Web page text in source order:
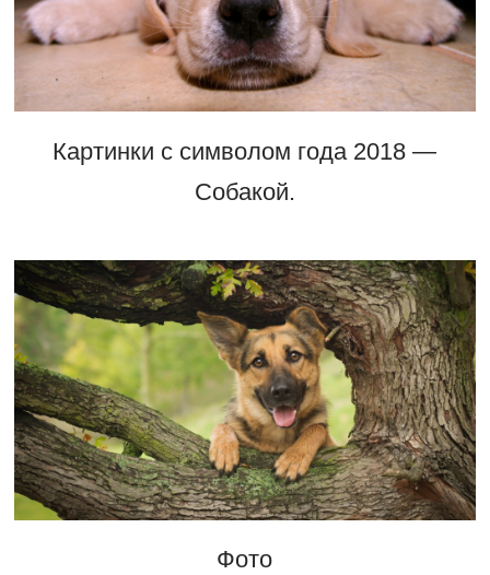
Картинки с символом года 2018 —
Собакой.
Фото